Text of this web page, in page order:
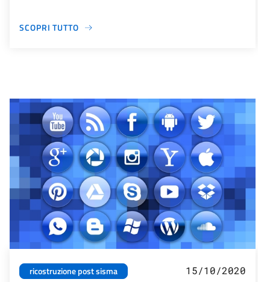
SCOPRI TUTTO
ricostruzione post sisma 15/10/2020